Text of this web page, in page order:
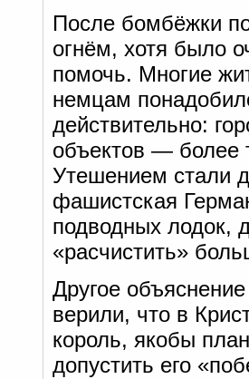
После бомбёжки
огнём, хотя было
помочь. Многие
немцам
действительно:
объектов — более
Утешением стали
фашистская
подводных лодок,
«расчистить»
Другое
верили, что в
король, якобы
допустить его